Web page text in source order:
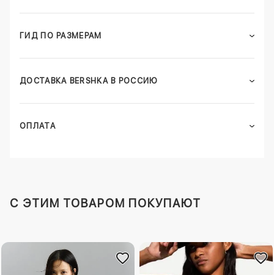
ГИД ПО РАЗМЕРАМ
ДОСТАВКА BERSHKA В РОССИЮ
ОПЛАТА
C ЭТИМ ТОВАРОМ ПОКУПАЮТ